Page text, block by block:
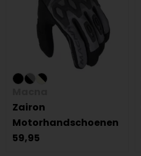
Zairon
Motorhandschoenen
59,95